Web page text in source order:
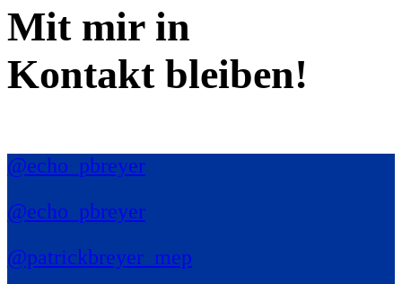
Mit mir in
Kontakt bleiben!
@echo_pbreyer
@echo_pbreyer
@patrickbreyer_mep